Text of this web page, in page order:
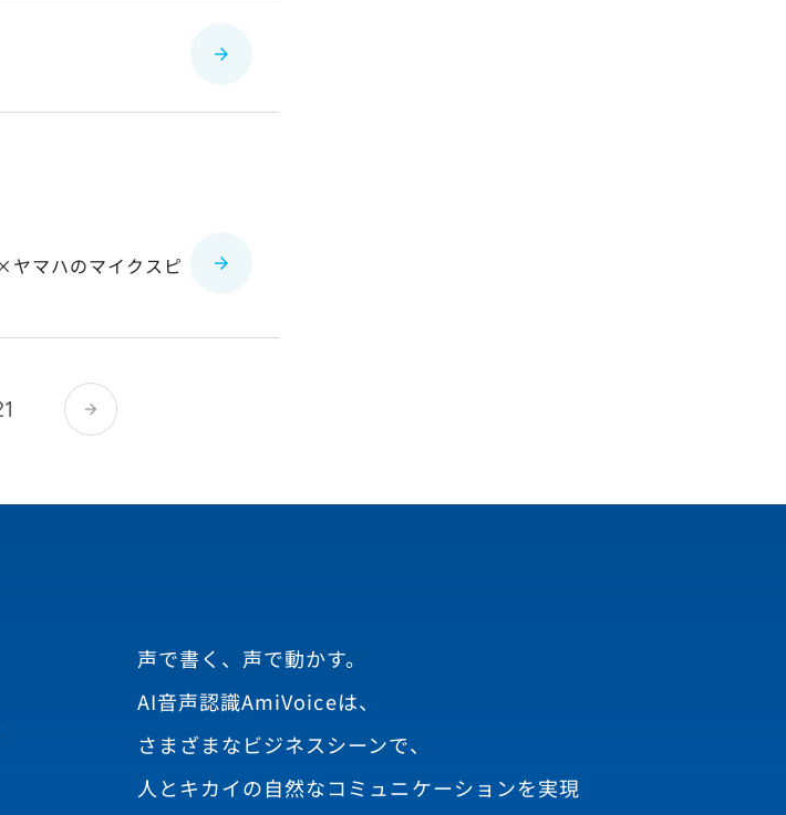
ヤマハのマイクスピ
arrow_forward
声で書く、声で動かす。
AI音声認識AmiVoiceは、
さまざまなビジネスシーンで、
人とキカイの自然なコミュニケーションを実現